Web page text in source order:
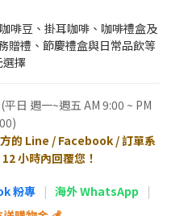
啡豆、掛耳咖啡、咖啡禮盒及
贈禮、節慶禮盒與日常品飲等
選擇
(平日 週一~週五 AM 9:00 ~ PM
的 Line / Facebook / 訂單系
小時內回覆您！
粉專 | 海外 WhatsApp
|